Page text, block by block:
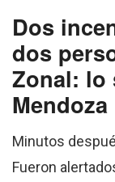
Dos
dos
Zonal: lo
Mendoza
Minutos
Fueron